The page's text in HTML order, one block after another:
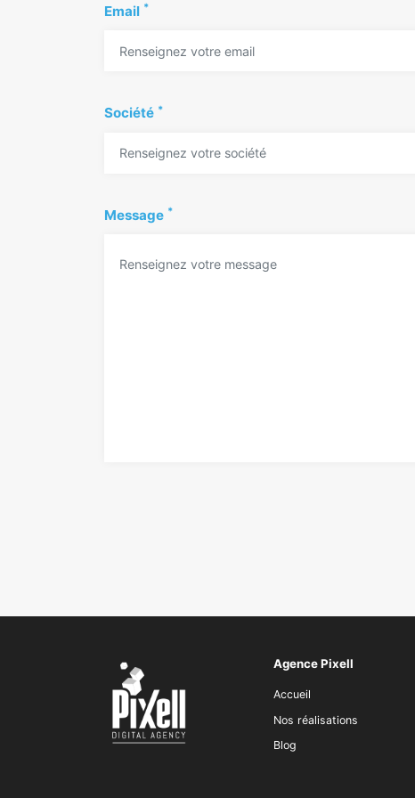
Email *
Société *
Message *
Agence Pixell
Accueil
Nos réalisations
Blog